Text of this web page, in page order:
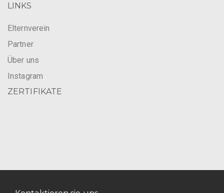
LINKS
Elternverein
Partner
Über uns
Instagram
ZERTIFIKATE